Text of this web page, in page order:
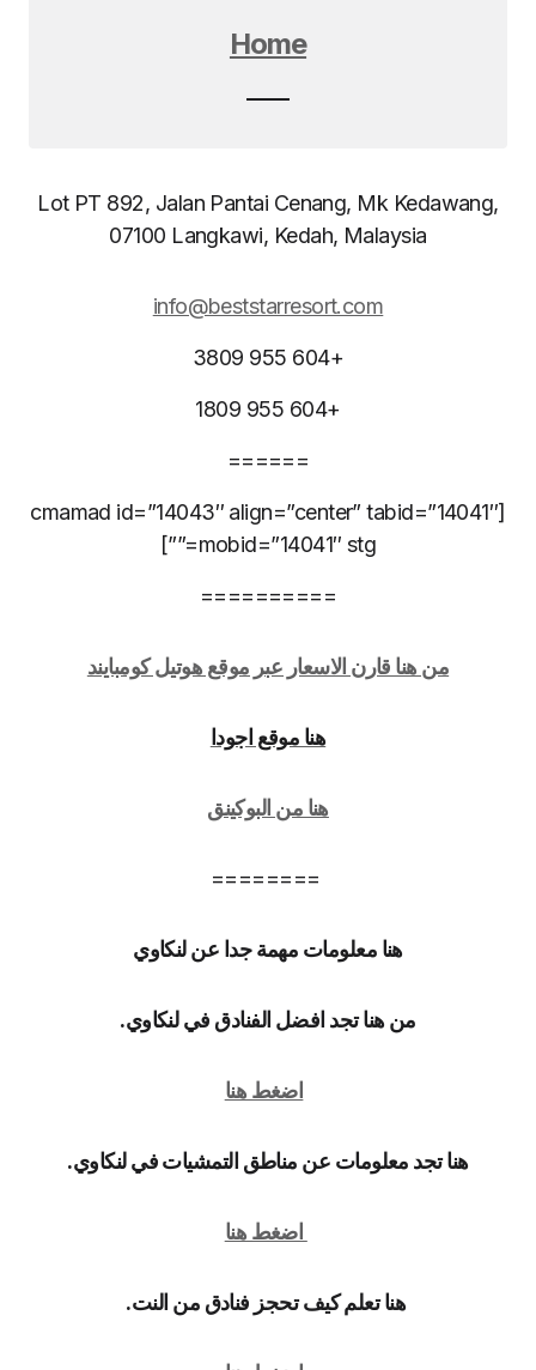
Home
Lot PT 892, Jalan Pantai Cenang, Mk Kedawang,
07100 Langkawi, Kedah, Malaysia
info@beststarresort.com
+604 955 3809
+604 955 1809
======
[cmamad id=”14043″ align=”center” tabid=”14041″
mobid=”14041″ stg=””]
==========
من هنا قارن الاسعار عبر موقع هوتيل كومبايند
هنا موقع اجودا
هنا من البوكينق
========
هنا معلومات مهمة جدا عن لنكاوي
من هنا تجد افضل الفنادق في لنكاوي.
اضغط هنا
هنا تجد معلومات عن مناطق التمشيات في لنكاوي.
اضغط هنا
هنا تعلم كيف تحجز فنادق من النت.